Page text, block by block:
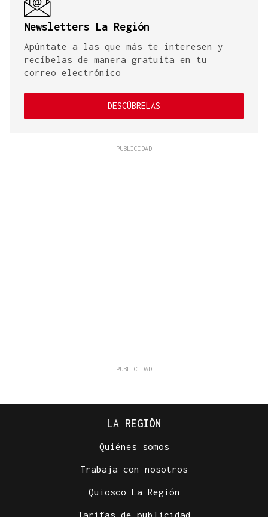
Newsletters La Región
Apúntate a las que más te interesen y
recíbelas de manera gratuita en tu
correo electrónico
DESCÚBRELAS
LA REGIÓN
Quiénes somos
Trabaja con nosotros
Quiosco La Región
Tarifas de publicidad